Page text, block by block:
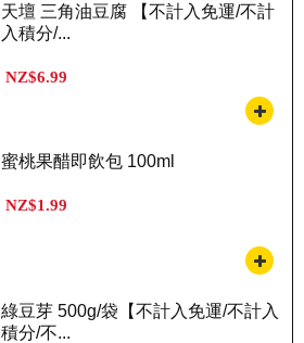
天壇 三角油豆腐 【不計入免運/不計
入積分/...
NZ$6.99
蜜桃果醋即飲包 100ml
NZ$1.99
綠豆芽 500g/袋【不計入免運/不計入
積分/不...